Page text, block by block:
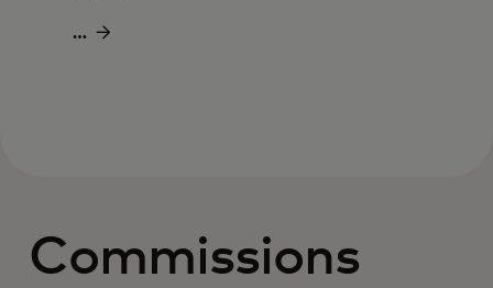
Télécharger
Commissions